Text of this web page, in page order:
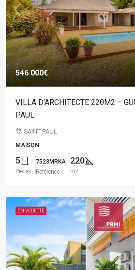
546 000€
VILLA D’ARCHITECTE 220M2 –
PAUL
SAINT PAUL
MAISON
5
Pièces
7523MRKA
Référence
220
m2
EN VEDETTE